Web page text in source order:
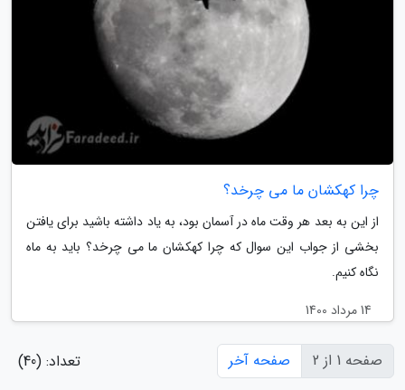
چرا کهکشان ما می چرخد؟
از این به بعد هر وقت ماه در آسمان بود، به یاد داشته باشید برای یافتن
بخشی از جواب این سوال که چرا کهکشان ما می چرخد؟ باید به ماه
نگاه کنیم.
14 مرداد 1400
صفحه 1 از 2 صفحه آخر تعداد: (40)